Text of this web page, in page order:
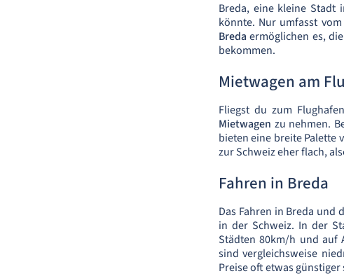
Breda, eine kleine Stadt
könnte. Nur umfasst
Breda ermöglichen es,
bekommen.
Mietwagen am
Fliegst du zum
Mietwagen zu nehmen.
bieten eine breite Palette
zur Schweiz eher flach,
Fahren in Breda
Das Fahren in Breda und
in der Schweiz. In der
Städten 80km/h und auf
sind vergleichsweise
Preise oft etwas günstiger